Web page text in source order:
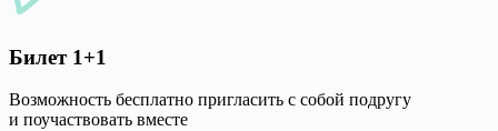
Билет 1+1
Возможность бесплатно пригласить с собой подругу
и поучаствовать вместе